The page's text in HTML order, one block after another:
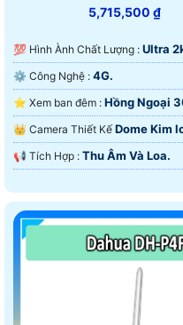
5,715,500 ₫
💯 Hình Ành Chất Lượng : Ultra
⚙ Công Nghệ : 4G.
⭐ Xem ban đêm : Hồng Ngoại
👑 Camera Thiết Kế Dome Kim
️📢 Tích Hợp : Thu Âm Và Loa.